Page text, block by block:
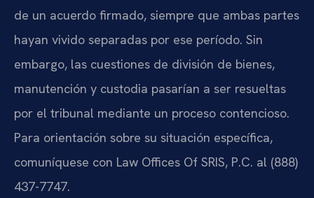
de un acuerdo firmado, siempre que ambas partes
hayan vivido separadas por ese período. Sin
embargo, las cuestiones de división de bienes,
manutención y custodia pasarían a ser resueltas
por el tribunal mediante un proceso contencioso.
Para orientación sobre su situación específica,
comuníquese con Law Offices Of SRIS, P.C. al (888)
437-7747.